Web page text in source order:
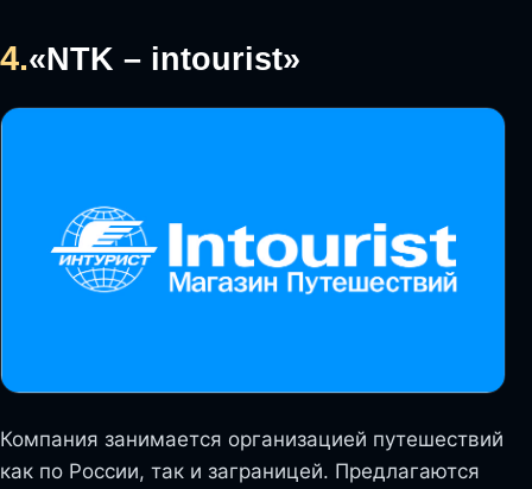
4.«NTK – intourist»
Компания занимается организацией путешествий
как по России, так и заграницей. Предлагаются